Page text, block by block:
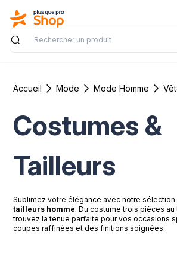
Rechercher
Accueil Mode Mode Homme
Costumes &
Tailleurs
Sublimez votre élégance avec notre sélection
tailleurs homme. Du costume trois pièces
trouvez la tenue parfaite pour vos occasions
coupes raffinées et des finitions soignées.